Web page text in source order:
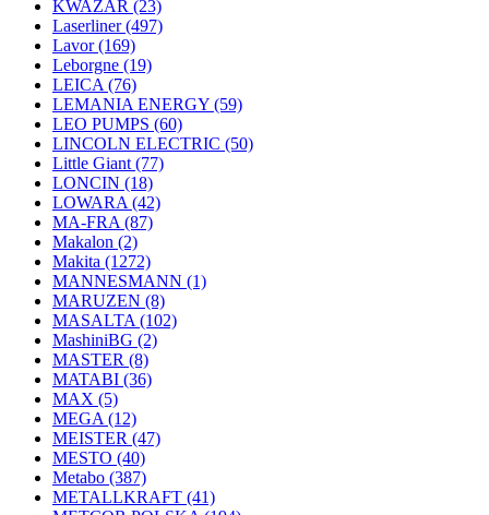
KWAZAR (23)
Laserliner(497)
Lavor(169)
Leborgne (19)
LEICA (76)
LEMANIA ENERGY (59)
LEO PUMPS (60)
LINCOLN ELECTRIC (50)
Little Giant (77)
LONCIN (18)
LOWARA (42)
MA-FRA (87)
Makalon (2)
Makita (1272)
MANNESMANN (1)
MARUZEN (8)
MASALTA (102)
MashiniBG (2)
MASTER (8)
MATABI (36)
MAX (5)
MEGA (12)
MEISTER (47)
MESTO (40)
Metabo (387)
METALLKRAFT (41)